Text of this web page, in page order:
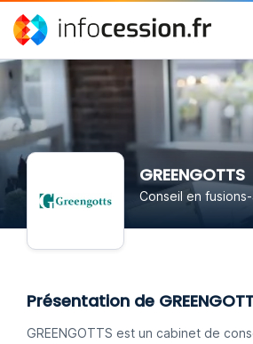
GREENGOTTS
Conseil en
Présentation de
GREENGOTTS est un cabinet de